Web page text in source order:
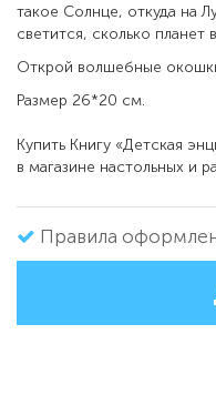
такое Солнце, откуда на
светится, сколько
Открой волшебные
Размер 26*20 см.
Купить Книгу «Детская
в магазине настольных и
Правила